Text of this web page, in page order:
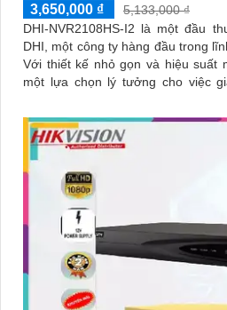
3,650,000 ₫
5,133,000 ₫
DHI-NVR2108HS-I2 là một đầu
DHI, một công ty hàng đầu trong
Với thiết kế nhỏ gọn và hiệu suất
một lựa chọn lý tưởng cho việc